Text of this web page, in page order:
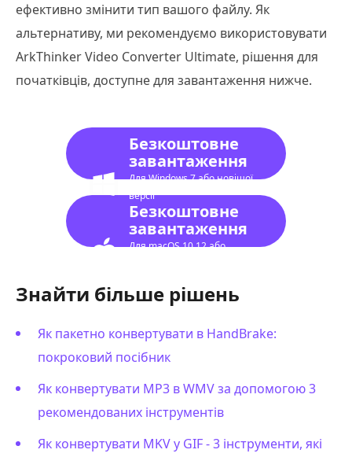
ефективно змінити тип вашого файлу. Як
альтернативу, ми рекомендуємо використовувати
ArkThinker Video Converter Ultimate, рішення для
початківців, доступне для завантаження нижче.
Безкоштовне
завантаження
Для Windows 7 або новішої
версії
Безкоштовне
завантаження
Для macOS 10.12 або
Знайти більше рішень
Як пакетно конвертувати в HandBrake:
покроковий посібник
Як конвертувати MP3 в WMV за допомогою 3
рекомендованих інструментів
Як конвертувати MKV у GIF - 3 інструменти, які